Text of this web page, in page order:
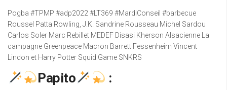
Pogba #TPMP #adp2022 #LT369 #MardiConseil #barbecue
Roussel Patta Rowling, J.K. Sandrine Rousseau Michel Sardou
Carlos Soler Marc Rebillet MEDEF Disasi Kherson Alsacienne La
campagne Greenpeace Macron Barrett Fessenheim Vincent
Lindon et Harry Potter Squid Game SNKRS
Papito :